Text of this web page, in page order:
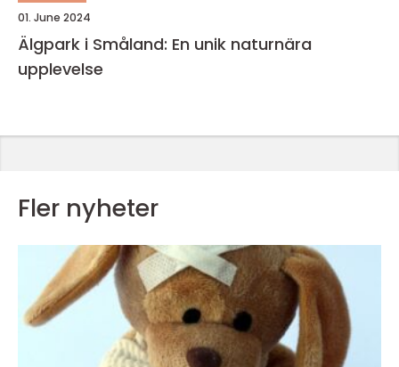
01. June 2024
Älgpark i Småland: En unik naturnära
upplevelse
Fler nyheter